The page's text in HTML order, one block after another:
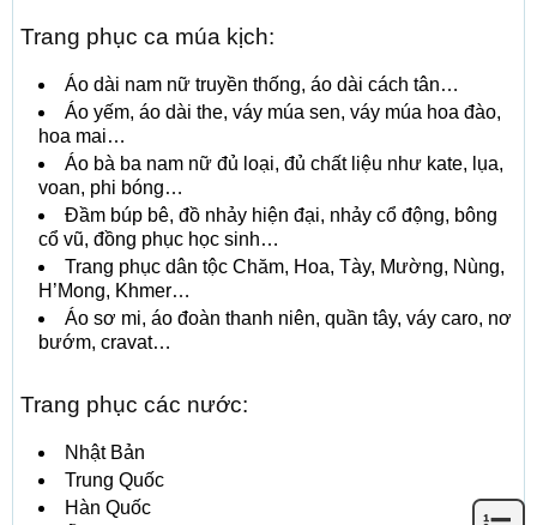
Trang phục ca múa kịch:
Áo dài nam nữ truyền thống, áo dài cách tân…
Áo yếm, áo dài the, váy múa sen, váy múa hoa đào,
hoa mai…
Áo bà ba nam nữ đủ loại, đủ chất liệu như kate, lụa,
voan, phi bóng…
Đầm búp bê, đồ nhảy hiện đại, nhảy cổ động, bông
cổ vũ, đồng phục học sinh…
Trang phục dân tộc Chăm, Hoa, Tày, Mường, Nùng,
H’Mong, Khmer…
Áo sơ mi, áo đoàn thanh niên, quần tây, váy caro, nơ
bướm, cravat…
Trang phục các nước:
Nhật Bản
Trung Quốc
Hàn Quốc